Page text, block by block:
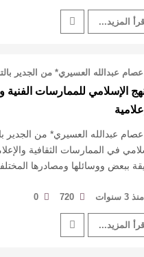
اقرأ المزيد...
عبدالله العسيري* من الجدير
في الممارسات ال …
الإسلامي للممارسات الفنية و
عبدالله العسيري* من الجدير
في الممارسات الثقافية
ببعض ووسائلها ومصادرها
منذ 3 سنوات 720
0
اقرأ المزيد...